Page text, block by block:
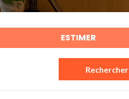
ESTIMER
Rechercher